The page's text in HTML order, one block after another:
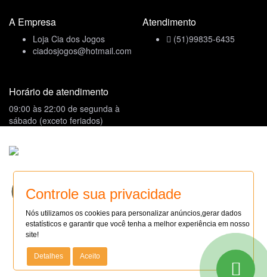
A Empresa
Loja Cia dos Jogos
ciadosjogos@hotmail.com
Horário de atendimento
09:00 às 22:00 de segunda à
sábado (exceto feriados)
Atendimento
(51)99835-6435
SITE SEGURO
AUDITADO 08/08/26
Site 100% Seguro
Faça sua loja Online: (14)99114-6827
Todas as regras e promoções são válidas apenas para produtos
vendidos e entregues pelo site. O preço válido será o da
Controle sua privacidade
Nós utilizamos os cookies para personalizar anúncios,gerar dados
estatísticos e garantir que você tenha a melhor experiência em nosso
site!
Detalhes Aceito